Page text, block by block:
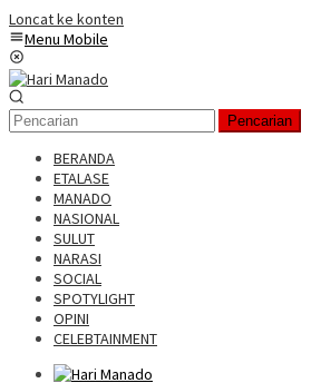
Loncat ke konten
Menu Mobile
Pencarian
BERANDA
ETALASE
MANADO
NASIONAL
SULUT
NARASI
SOCIAL
SPOTYLIGHT
OPINI
CELEBTAINMENT